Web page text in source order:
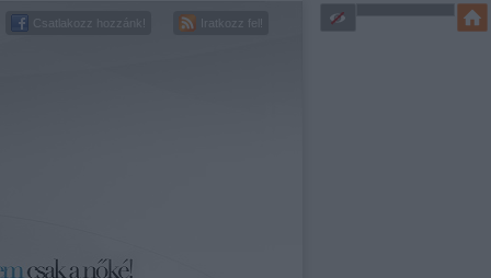
Csatlakozz hozzánk! Iratkozz fel!